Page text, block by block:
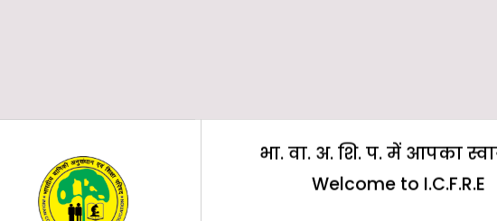
में 27 सितंबर 2023 को हिंदी पखवाड़ा समापन समारोह का आयोजन
भा. वा. अ. शि. प. में आपका
Welcome to I.C.F.R.E